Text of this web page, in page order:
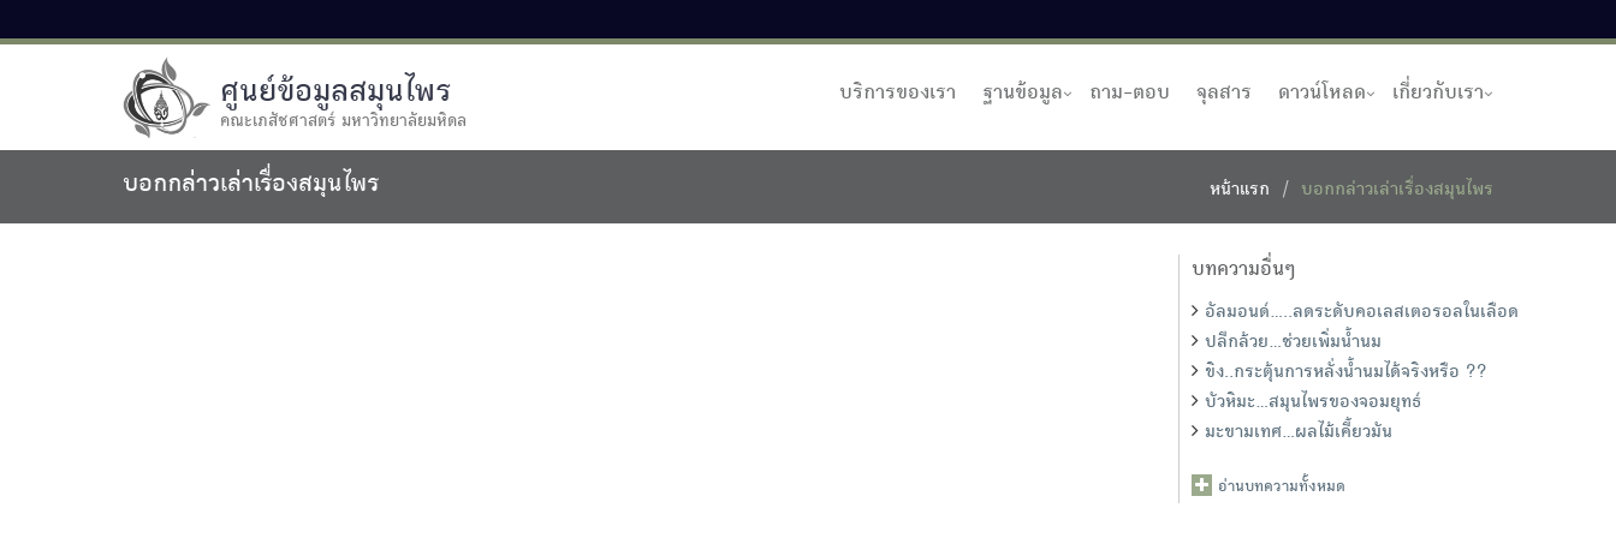
ศูนย์ข้อมูลสมุนไพร
คณะเภสัชศาสตร์ มหาวิทยาลัยมหิดล
บริการของเรา ฐานข้อมูล ถาม-ตอบ จุลสาร ดาวน์โหลด เกี่ยวกับเรา
บอกกล่าวเล่าเรื่องสมุนไพร หน้าแรก บอกกล่าวเล่าเรื่องสมุนไพร
บทความอื่นๆ
อัลมอนด์.....ลดระดับคอเลสเตอรอลในเลือด
ปลีกล้วย...ช่วยเพิ่มน้ำนม
ขิง..กระตุ้นการหลั่งน้ำนมได้จริงหรือ ??
บัวหิมะ...สมุนไพรของจอมยุทธ์
มะขามเทศ…ผลไม้เคี้ยวมัน
อ่านบทความทั้งหมด